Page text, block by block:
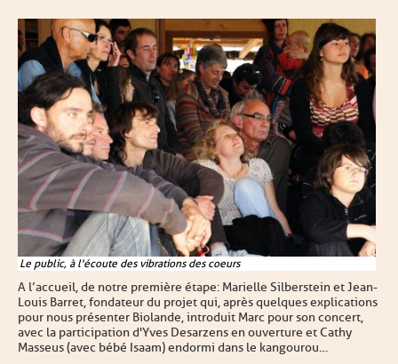
Le public, à l'écoute des vibrations des coeurs
A l’accueil, de notre première étape : Marielle Silberstein et Jean-
Louis Barret, fondateur du projet qui, après quelques explications
pour nous présenter Biolande, introduit Marc pour son concert,
avec la participation d'Yves Desarzens en ouverture et Cathy
Masseus (avec bébé Isaam) endormi dans le kangourou…